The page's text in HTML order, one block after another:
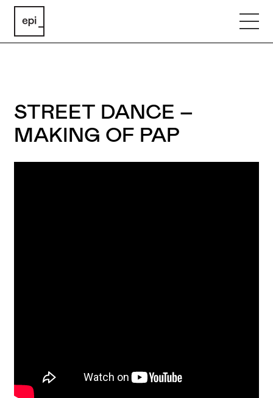
STREET DANCE –
MAKING OF PAP